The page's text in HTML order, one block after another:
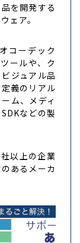
を開発する
ェア。
コーデック
ールや、ク
ジュアル品
義のリアル
ム、メディ
などの製
以上の企業
あるメーカ